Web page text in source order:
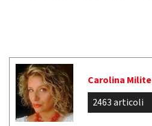
Carolina Milite
2463 articoli